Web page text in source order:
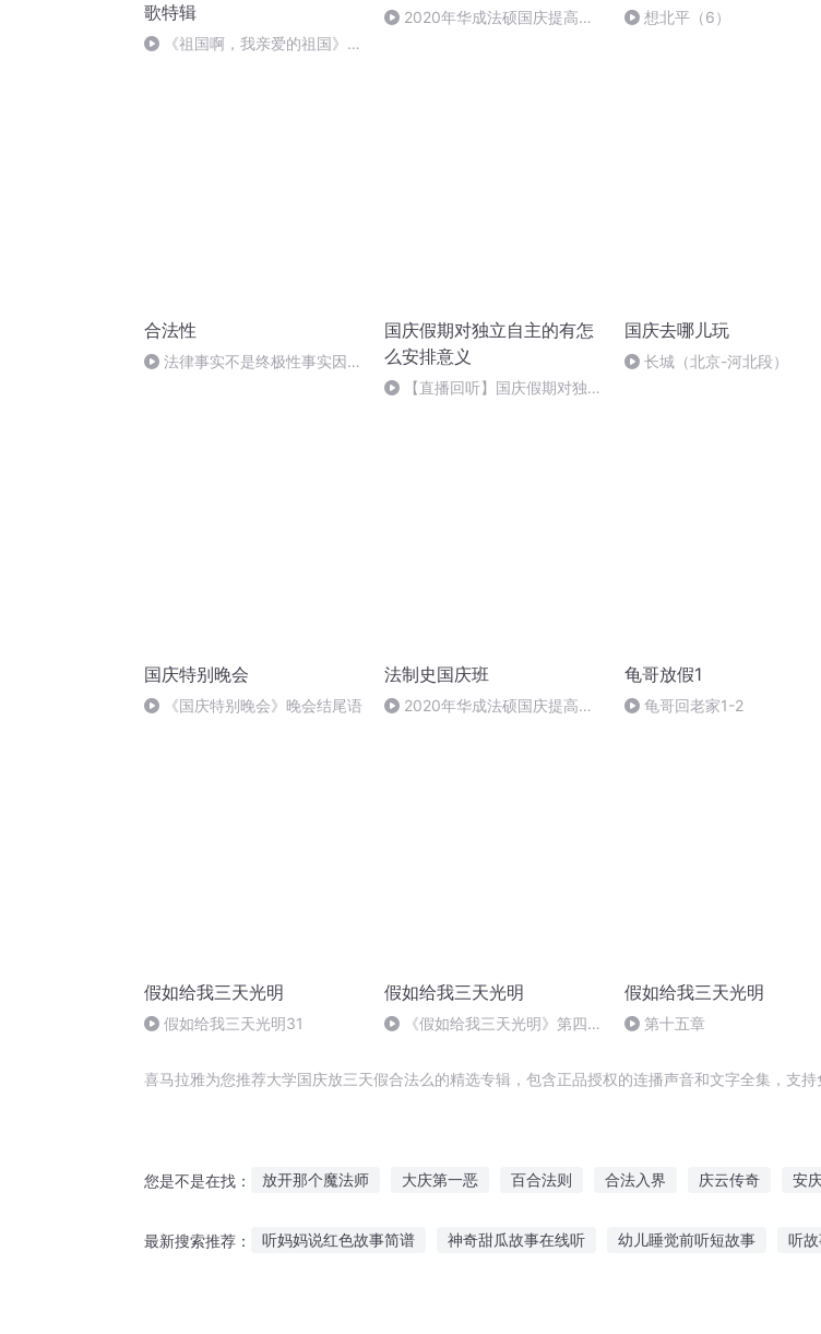
歌特辑
《祖国啊，我亲爱的祖国》温
2020年华成法硕国庆提高班
想北平（6）
合法性
法律事实不是终极性事实因法
国庆假期对独立自主的有怎
么安排意义
【直播回听】国庆假期对独立
国庆去哪儿玩
长城（北京-河北段）
国庆特别晚会
《国庆特别晚会》晚会结尾语
法制史国庆班
2020年华成法硕国庆提高班
龟哥放假1
龟哥回老家1-2
假如给我三天光明
假如给我三天光明31
假如给我三天光明
《假如给我三天光明》第四部
完
假如给我三天光明
第十五章
喜马拉雅为您推荐大学国庆放三天假合法么的精选专辑，包含正品授权的连播声音和文字全集，支持
您是不是在找： 放开那个魔法师 大庆第一恶 百合法则 合法入界 庆云传奇 安
最新搜索推荐： 听妈妈说红色故事简谱 神奇甜瓜故事在线听 幼儿睡觉前听短故事 听